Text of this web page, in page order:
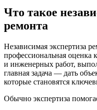
Что такое
ремонта
Независимая экспертиза
профессиональная оценка
и инженерных работ,
главная задача — дать
которые становятся
Обычно экспертиза